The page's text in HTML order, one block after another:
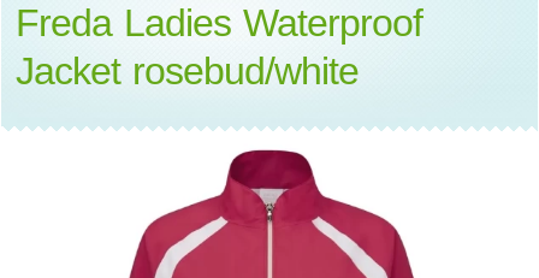
Freda Ladies Waterproof
Jacket rosebud/white